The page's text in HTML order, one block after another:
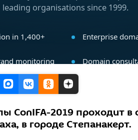
ConIFA-2019 проходит в
в городе Степанакерт.